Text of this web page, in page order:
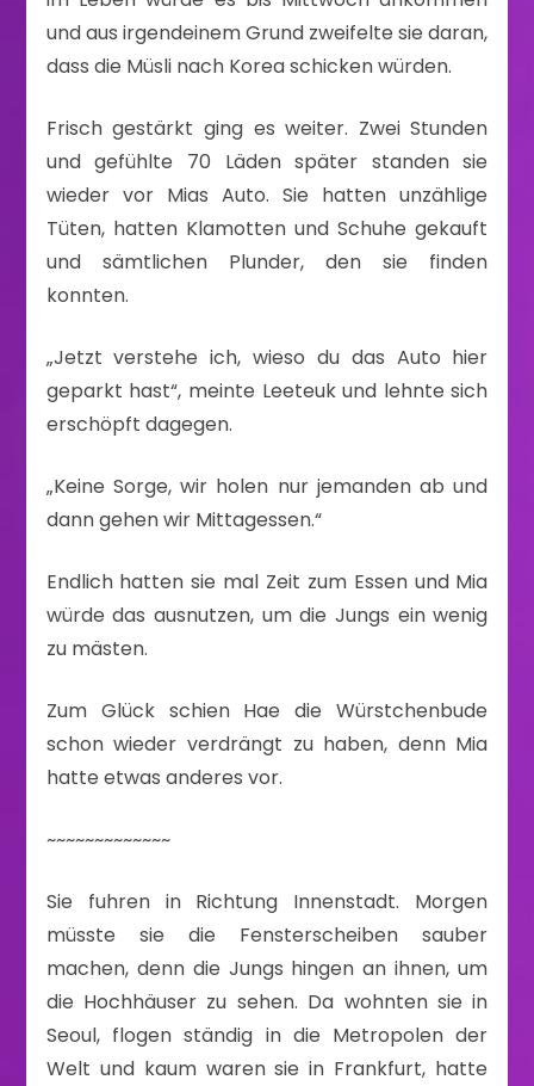
und aus irgendeinem Grund zweifelte sie daran,
dass die Müsli nach Korea schicken würden.
Frisch gestärkt ging es weiter. Zwei Stunden
und gefühlte 70 Läden später standen sie
wieder vor Mias Auto. Sie hatten unzählige
Tüten, hatten Klamotten und Schuhe gekauft
und sämtlichen Plunder, den sie finden
konnten.
„Jetzt verstehe ich, wieso du das Auto hier
geparkt hast“, meinte Leeteuk und lehnte sich
erschöpft dagegen.
„Keine Sorge, wir holen nur jemanden ab und
dann gehen wir Mittagessen.“
Endlich hatten sie mal Zeit zum Essen und Mia
würde das ausnutzen, um die Jungs ein wenig
zu mästen.
Zum Glück schien Hae die Würstchenbude
schon wieder verdrängt zu haben, denn Mia
hatte etwas anderes vor.
~~~~~~~~~~~~~
Sie fuhren in Richtung Innenstadt. Morgen
müsste sie die Fensterscheiben sauber
machen, denn die Jungs hingen an ihnen, um
die Hochhäuser zu sehen. Da wohnten sie in
Seoul, flogen ständig in die Metropolen der
Welt und kaum waren sie in Frankfurt, hatte